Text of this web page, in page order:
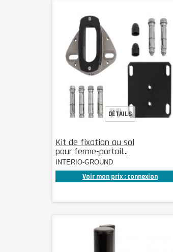
Kit de fixation au sol
pour ferme-portail...
INTERIO-GROUND
Voir mon prix : connexion
DÉTAILS